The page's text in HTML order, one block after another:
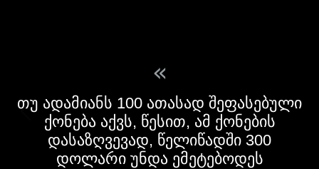
«
თუ ადამიანს 100 ათასად შეფასებული
ქონება აქვს, წესით, ამ ქონების
დასაზღვევად, წელიწადში 300
დოლარი უნდა ემეტებოდეს